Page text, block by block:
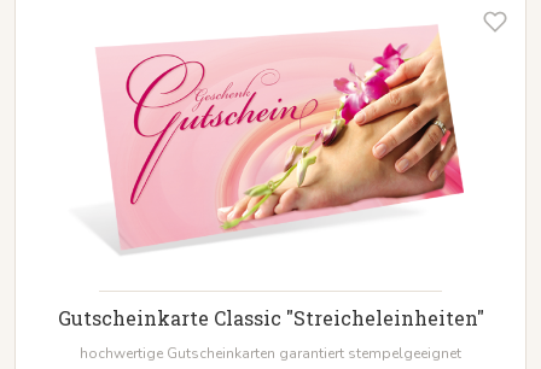
Gutscheinkarte Classic "Streicheleinheiten"
hochwertige Gutscheinkarten garantiert stempelgeeignet